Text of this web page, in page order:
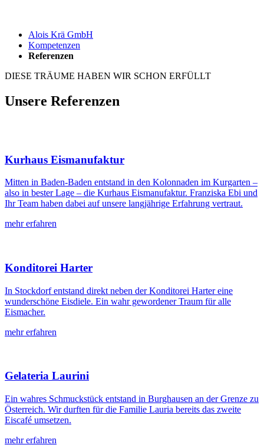
Alois Krä GmbH
Kompetenzen
Referenzen
DIESE TRÄUME HABEN WIR SCHON ERFÜLLT
Unsere Referenzen
Kurhaus Eismanufaktur
Mitten in Baden-Baden entstand in den Kolonnaden im Kurgarten –
also in bester Lage – die Kurhaus Eismanufaktur. Franziska Ebi und
Ihr Team haben dabei auf unsere langjährige Erfahrung vertraut.
mehr erfahren
Konditorei Harter
In Stockdorf entstand direkt neben der Konditorei Harter eine
wunderschöne Eisdiele. Ein wahr gewordener Traum für alle
Eismacher.
mehr erfahren
Gelateria Laurini
Ein wahres Schmuckstück entstand in Burghausen an der Grenze zu
Österreich. Wir durften für die Familie Lauria bereits das zweite
Eiscafé umsetzen.
mehr erfahren